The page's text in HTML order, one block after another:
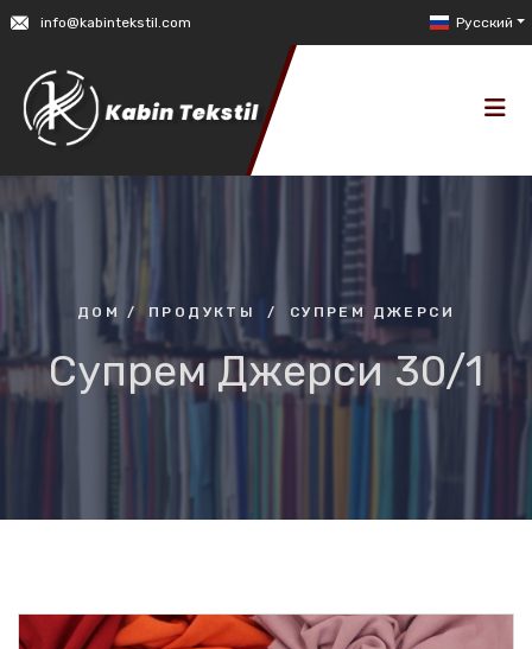
info@kabintekstil.com Русский
ДОМ / ПРОДУКТЫ / СУПРЕМ ДЖЕРСИ
Супрем Джерси 30/1